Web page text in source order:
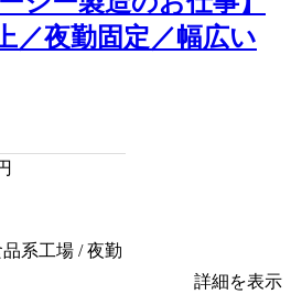
／夜勤固定／幅広い
系工場 / 夜勤
詳細を表示